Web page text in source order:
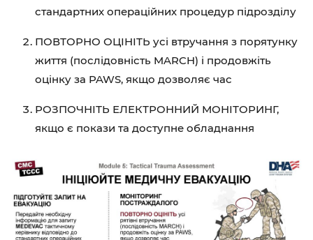
стандартних операційних процедур підрозділу
ПОВТОРНО ОЦІНІТЬ усі втручання з порятунку
життя (послідовність MARCH) і продовжіть
оцінку за PAWS, якщо дозволяє час
РОЗПОЧНІТЬ ЕЛЕКТРОННИЙ МОНІТОРИНГ,
якщо є покази та доступне обладнання